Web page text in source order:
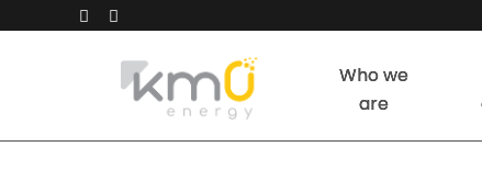
Who we
are